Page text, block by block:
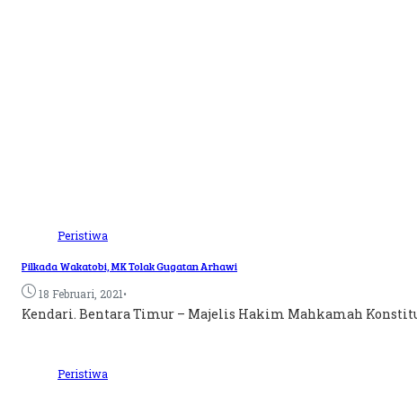
Peristiwa
Pilkada Wakatobi, MK Tolak Gugatan Arhawi
18 Februari, 2021•
Kendari. Bentara Timur – Majelis Hakim Mahkamah
Peristiwa